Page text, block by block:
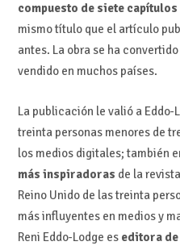
compuesto de siete
mismo título que el artículo
antes. La obra se ha convertido
vendido en muchos países.
La publicación le valió a
treinta personas menores de
los medios digitales; también
más inspiradoras de la revista
Reino Unido de las treinta
más influyentes en medios y
Reni Eddo-Lodge es editora